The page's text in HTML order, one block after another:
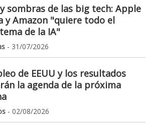
sombras de las big tech: Apple
y Amazon "quiere todo el
de la IA"
- 31/07/2026
de EEUU y los resultados
la agenda de la próxima
- 02/08/2026